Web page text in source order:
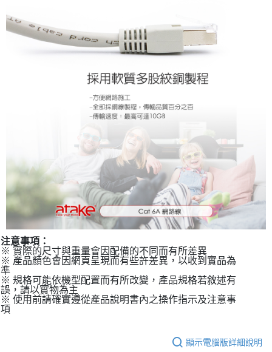
注意事項：
※ 實際的尺寸與重量會因配備的不同而有所差異
※ 產品顏色會因網頁呈現而有些許差異，以收到實品為
準
※ 規格可能依機型配置而有所改變，產品規格若敘述有
誤，請以實物為主
※ 使用前請確實遵從產品說明書內之操作指示及注意事
項
顯示電腦版詳細說明